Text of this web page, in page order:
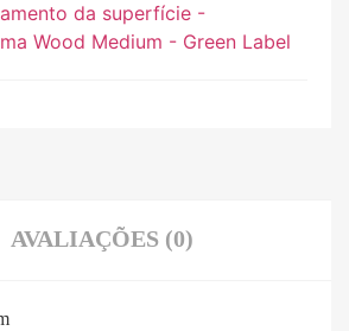
da superfície -
Wood Medium - Green Label
AVALIAÇÕES (0)